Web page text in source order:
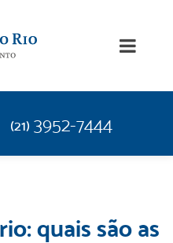
(21) 3952-7444
quais são as